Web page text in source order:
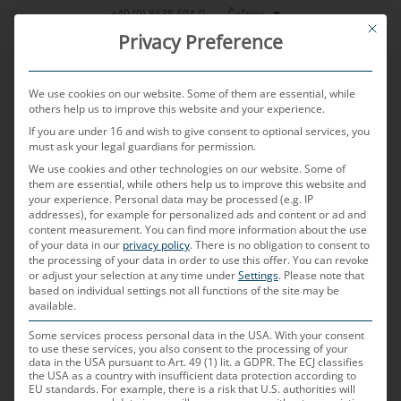
Přeskočit
+49 (0) 8638 604-0 Čeština
MENU
PUBLIKOVÁNO DNE14. 3. 2024 AUTOREMALEXANDER HAAS
Role zkušebních laboratoří
pro dodavatele v
automobilovém průmyslu –
Akreditace zkušebních
This
Privacy Preference
We use cookies on our website. Some of them are essential, while
others help us to improve this website and your experience.
If you are under 16 and wish to give consent to optional services, you
must ask your legal guardians for permission.
We use cookies and other technologies on our website. Some of
them are essential, while others help us to improve this website and
your experience. Personal data may be processed (e.g. IP
addresses), for example for personalized ads and content or ad and
content measurement.You can find more information about the use
of your data in our privacy policy.There is no obligation to consent to
the processing of your data in order to use this offer.You can revoke
or adjust your selection at any time underSettings. Please note that
based on individual settings not all functions of the site may be
available.
Some services process personal data in the USA. With your consent
to use these services, you also consent to the processing of your
data in the USA pursuant to Art. 49 (1) lit. a GDPR. The ECJ classifies
the USA as a country with insufficient data protection according to
EU standards. For example, there is a risk that U.S. authorities will